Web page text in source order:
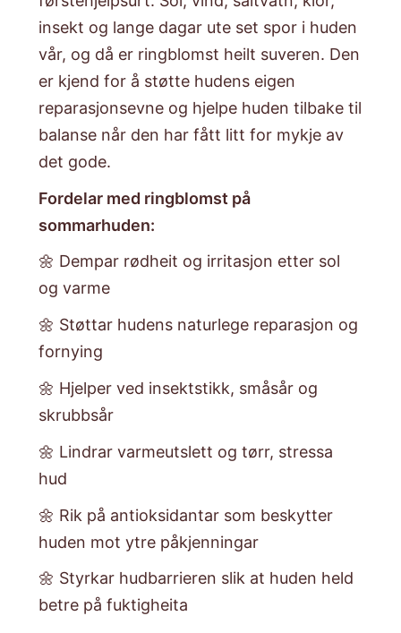
insekt og lange dagar ute set spor i huden
vår, og då er ringblomst heilt suveren. Den
er kjend for å støtte hudens eigen
reparasjonsevne og hjelpe huden tilbake til
balanse når den har fått litt for mykje av
det gode.
Fordelar med ringblomst på
sommarhuden:
🌼 Dempar rødheit og irritasjon etter sol
og varme
🌼 Støttar hudens naturlege reparasjon og
fornying
🌼 Hjelper ved insektstikk, småsår og
skrubbsår
🌼 Lindrar varmeutslett og tørr, stressa
hud
🌼 Rik på antioksidantar som beskytter
huden mot ytre påkjenningar
🌼 Styrkar hudbarrieren slik at huden held
betre på fuktigheita